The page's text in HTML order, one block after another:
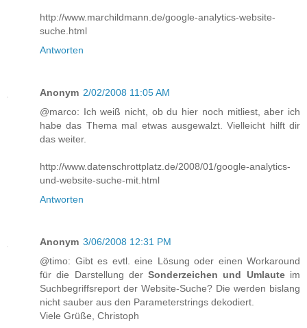
http://www.marchildmann.de/google-analytics-website-
suche.html
Antworten
Anonym 2/02/2008 11:05 AM
@marco: Ich weiß nicht, ob du hier noch mitliest, aber ich
habe das Thema mal etwas ausgewalzt. Vielleicht hilft dir
das weiter.
http://www.datenschrottplatz.de/2008/01/google-analytics-
und-website-suche-mit.html
Antworten
Anonym 3/06/2008 12:31 PM
@timo: Gibt es evtl. eine Lösung oder einen Workaround
für die Darstellung derSonderzeichen und Umlauteim
Suchbegriffsreport der Website-Suche? Die werden bislang
nicht sauber aus den Parameterstrings dekodiert.
Viele Grüße, Christoph